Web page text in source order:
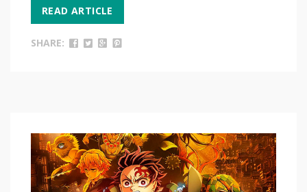
READ ARTICLE
SHARE: